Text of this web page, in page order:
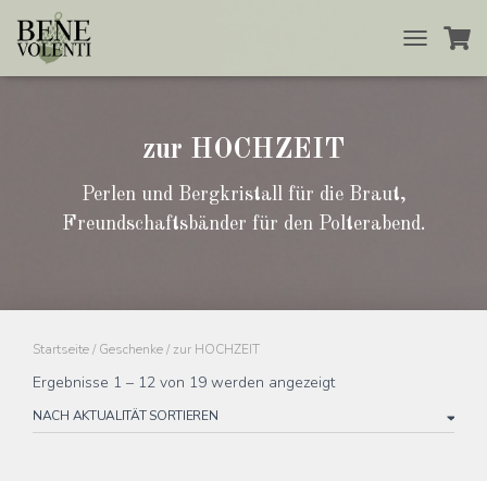
TOGGLE
zur HOCHZEIT
Perlen und Bergkristall für die Braut,
Freundschaftsbänder für den Polterabend.
Startseite/Geschenke/ zur HOCHZEIT
Ergebnisse 1 – 12 von 19 werden angezeigtNach
sortiert